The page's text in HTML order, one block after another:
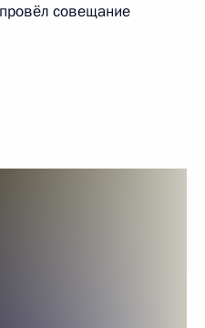
совещание